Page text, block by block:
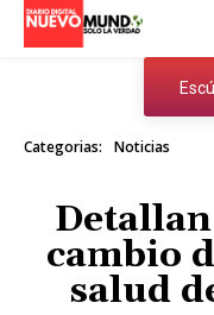
Categorias: Noticias
cambio
salud